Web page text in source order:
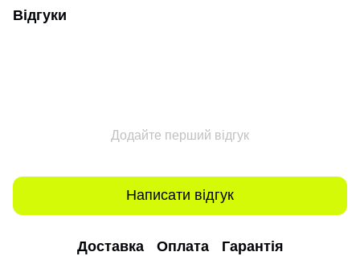
Відгуки
Додайте перший відгук
Написати відгук
Доставка Оплата Гарантія